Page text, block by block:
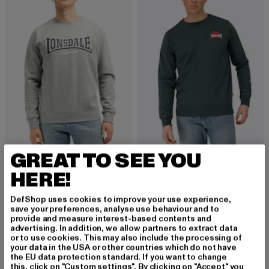
LONSDALE LONDON
Berger Lp181
48,94 EUR
Derzeitiger Preis: 48,94 EUR
54,99 EUR
LONSDALE LONDON
Lympstone
Herren Pullover mit Rundhalsausschnitt: Der
klassische Allrounder für jede Gelegenheit
GREAT TO SEE YOU
HERE!
DefShop uses cookies to improve your use experience,
save your preferences, analyse use behaviour and to
provide and measure interest-based contents and
advertising. In addition, we allow partners to extract data
or to use cookies. This may also include the processing of
your data in the USA or other countries which do not have
the EU data protection standard. If you want to change
this, click on "Custom settings". By clicking on "Accept" you